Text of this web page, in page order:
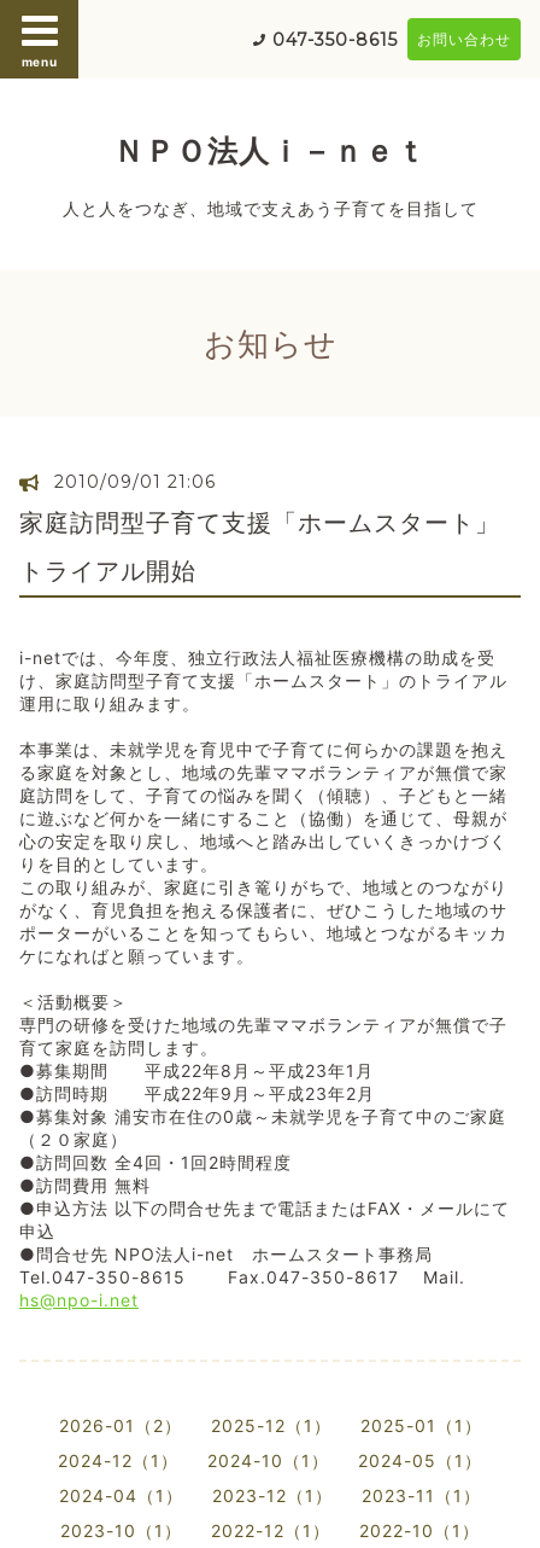
menu
047-350-8615 お問い合わせ
ＮＰＯ法人ｉ－ｎｅｔ
人と人をつなぎ、地域で支えあう子育てを目指して
お知らせ
2010/09/01 21:06
家庭訪問型子育て支援「ホームスタート」
トライアル開始
i-netでは、今年度、独立行政法人福祉医療機構の助成を受
け、家庭訪問型子育て支援「ホームスタート」のトライアル
運用に取り組みます。
本事業は、未就学児を育児中で子育てに何らかの課題を抱え
る家庭を対象とし、地域の先輩ママボランティアが無償で家
庭訪問をして、子育ての悩みを聞く（傾聴）、子どもと一緒
に遊ぶなど何かを一緒にすること（協働）を通じて、母親が
心の安定を取り戻し、地域へと踏み出していくきっかけづく
りを目的としています。
この取り組みが、家庭に引き篭りがちで、地域とのつながり
がなく、育児負担を抱える保護者に、ぜひこうした地域のサ
ポーターがいることを知ってもらい、地域とつながるキッカ
ケになればと願っています。
＜活動概要＞
専門の研修を受けた地域の先輩ママボランティアが無償で子
育て家庭を訪問します。
●募集期間 平成22年8月～平成23年1月
●訪問時期 平成22年9月～平成23年2月
●募集対象 浦安市在住の0歳～未就学児を子育て中のご家庭
（２０家庭）
●訪問回数 全4回・1回2時間程度
●訪問費用 無料
●申込方法 以下の問合せ先まで電話またはFAX・メールにて
申込
●問合せ先 NPO法人i-net ホームスタート事務局
Tel.047-350-8615 Fax.047-350-8617 Mail.
hs@npo-i.net
2026-01（2） 2025-12（1）
2025-01（1）
2024-12（1）
2024-10（1）
2024-05（1）
2024-04（1）
2023-12（1）
2023-11（1）
2023-10（1）
2022-12（1）
2022-10（1）